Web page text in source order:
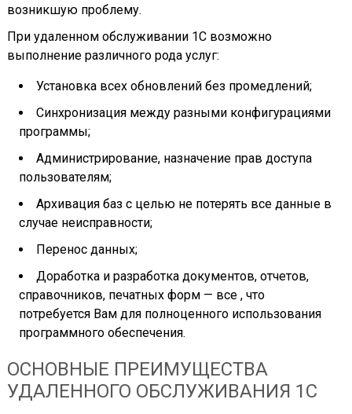
возникшую проблему.
При удаленном обслуживании 1С возможно
выполнение различного рода услуг:
Установка всех обновлений без промедлений;
Синхронизация между разными конфигурациями
программы;
Администрирование, назначение прав доступа
пользователям;
Архивация баз с целью не потерять все данные в
случае неисправности;
Перенос данных;
Доработка и разработка документов, отчетов,
справочников, печатных форм — все , что
потребуется Вам для полноценного использования
программного обеспечения.
ОСНОВНЫЕ ПРЕИМУЩЕСТВА
УДАЛЕННОГО ОБСЛУЖИВАНИЯ 1С